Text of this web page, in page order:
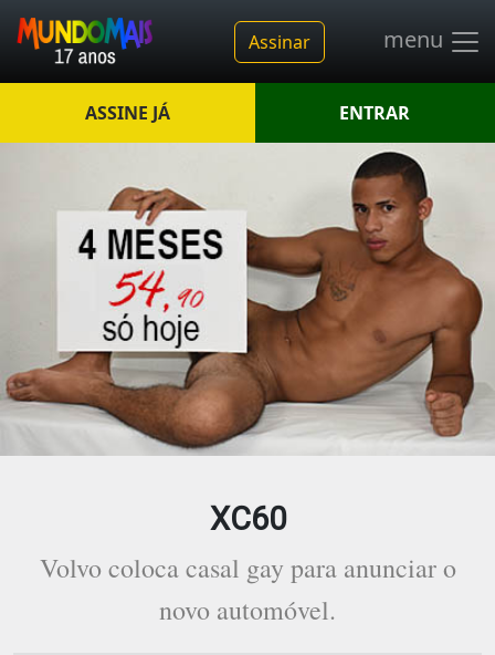
Assinar menu
ASSINE JÁ ENTRAR
XC60
Volvo coloca casal gay para anunciar o
novo automóvel.